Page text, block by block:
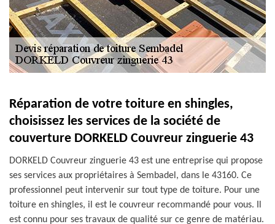
Réparation de votre toiture en shingles,
choisissez les services de la société de
couverture DORKELD Couvreur zinguerie 43
DORKELD Couvreur zinguerie 43 est une entreprise qui propose
ses services aux propriétaires à Sembadel, dans le 43160. Ce
professionnel peut intervenir sur tout type de toiture. Pour une
toiture en shingles, il est le couvreur recommandé pour vous. Il
est connu pour ses travaux de qualité sur ce genre de matériau.